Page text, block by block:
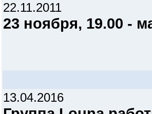
22.11.2011
23 ноября, 19.00 -
13.04.2016